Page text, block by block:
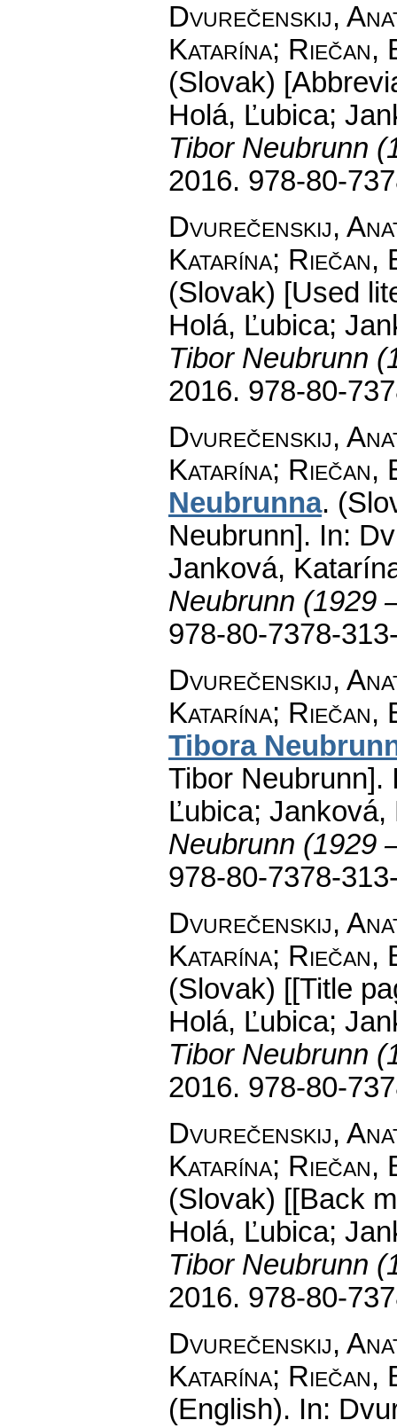
Dvurečenskij,
Katarína; Riečan,
(Slovak)
Holá, Ľubica;
Tibor Neubrunn
2016. 978-80-
Dvurečenskij,
Katarína; Riečan,
(Slovak) [Used
Holá, Ľubica;
Tibor Neubrunn
2016. 978-80-
Dvurečenskij,
Katarína; Riečan,
Neubrunna.
Neubrunn]. In:
Janková,
Neubrunn (1929
978-80-7378-
Dvurečenskij,
Katarína; Riečan,
Tibora
Tibor Neubrunn].
Ľubica;
Neubrunn (1929
978-80-7378-
Dvurečenskij,
Katarína; Riečan,
(Slovak) [[Title
Holá, Ľubica;
Tibor Neubrunn
2016. 978-80-
Dvurečenskij,
Katarína; Riečan,
(Slovak) [[Back
Holá, Ľubica;
Tibor Neubrunn
2016. 978-80-
Dvurečenskij,
Katarína; Riečan,
(English). In: